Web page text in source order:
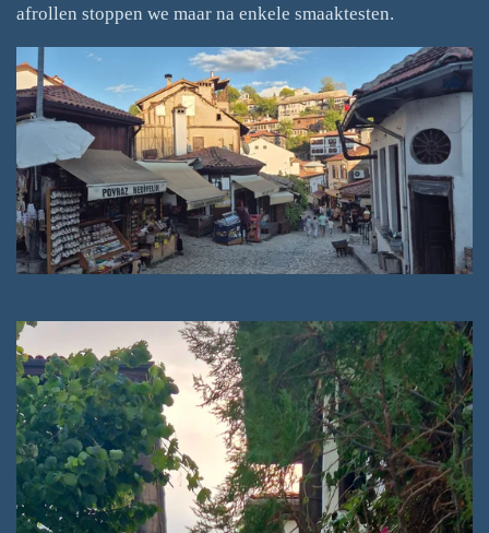
afrollen stoppen we maar na enkele smaaktesten.